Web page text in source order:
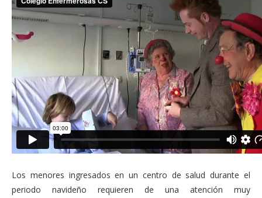
Los menores ingresados en un centro de salud durante el
periodo navideño requieren de una atención muy